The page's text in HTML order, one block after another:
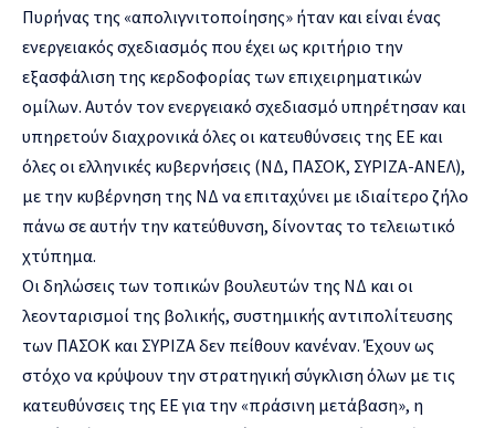
Πυρήνας της «απολιγνιτοποίησης» ήταν και είναι ένας
ενεργειακός σχεδιασμός που έχει ως κριτήριο την
εξασφάλιση της κερδοφορίας των επιχειρηματικών
ομίλων. Αυτόν τον ενεργειακό σχεδιασμό υπηρέτησαν και
υπηρετούν διαχρονικά όλες οι κατευθύνσεις της ΕΕ και
όλες οι ελληνικές κυβερνήσεις (ΝΔ, ΠΑΣΟΚ, ΣΥΡΙΖΑ-ΑΝΕΛ),
με την κυβέρνηση της ΝΔ να επιταχύνει με ιδιαίτερο ζήλο
πάνω σε αυτήν την κατεύθυνση, δίνοντας το τελειωτικό
χτύπημα.
Οι δηλώσεις των τοπικών βουλευτών της ΝΔ και οι
λεονταρισμοί της βολικής, συστημικής αντιπολίτευσης
των ΠΑΣΟΚ και ΣΥΡΙΖΑ δεν πείθουν κανέναν. Έχουν ως
στόχο να κρύψουν την στρατηγική σύγκλιση όλων με τις
κατευθύνσεις της ΕΕ για την «πράσινη μετάβαση», η